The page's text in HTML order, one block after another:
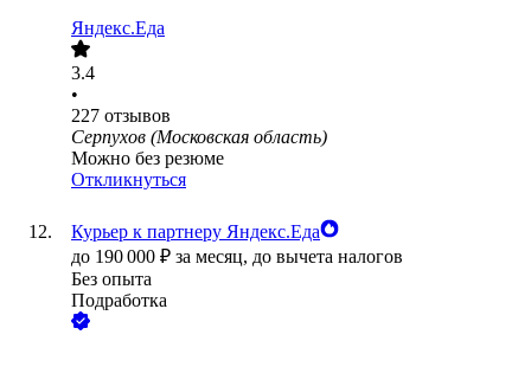
Яндекс.Еда
3.4
•
227 отзывов
Серпухов (Московская область)
Можно без резюме
Откликнуться
Курьер к партнеру Яндекс.Еда
до 190 000 ₽ за месяц, до вычета налогов
Без опыта
Подработка